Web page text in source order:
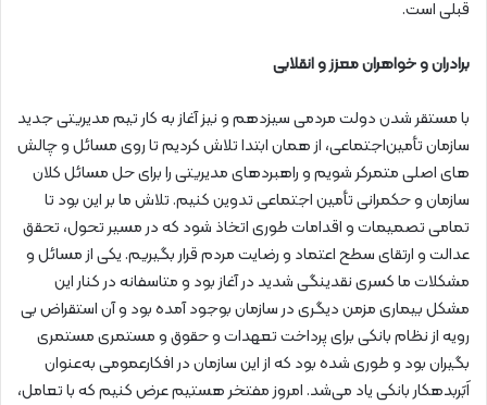
قبلی است.
برادران و خواهران معزز و انقلابی
با مستقر شدن دولت مردمی سیزدهم و نیز آغاز به کار تیم مدیریتی جدید
سازمان تأمین‌اجتماعی، از همان ابتدا تلاش کردیم تا روی مسائل و چالش
های اصلی متمرکر شویم و راهبردهای مدیریتی را برای حل مسائل کلان
سازمان و حکمرانی تأمین اجتماعی تدوین کنیم. تلاش ما بر این بود تا
تمامی تصمیمات و اقدامات طوری اتخاذ شود که در مسیر تحول، تحقق
عدالت و ارتقای سطح اعتماد و رضایت مردم قرار بگیریم. یکی از مسائل و
مشکلات ما کسری نقدینگی شدید در آغاز بود و متاسفانه در کنار این
مشکل بیماری مزمن دیگری در سازمان بوجود آمده بود و آن استقراض بی
رویه از نظام بانکی برای پرداخت تعهدات و حقوق و مستمری مستمری
بگیران بود و طوری شده بود که از این سازمان در افکارعمومی به‌عنوان
اَبَربدهکار بانکی یاد می‌شد. امروز مفتخر هستیم عرض کنیم که با تعامل،